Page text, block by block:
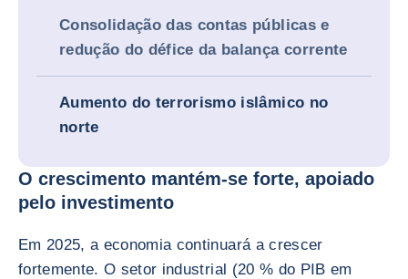
Consolidação das contas públicas e
redução do défice da balança corrente
Aumento do terrorismo islâmico no
norte
O crescimento mantém-se forte, apoiado
pelo investimento
Em 2025, a economia continuará a crescer
fortemente. O setor industrial (20 % do PIB em